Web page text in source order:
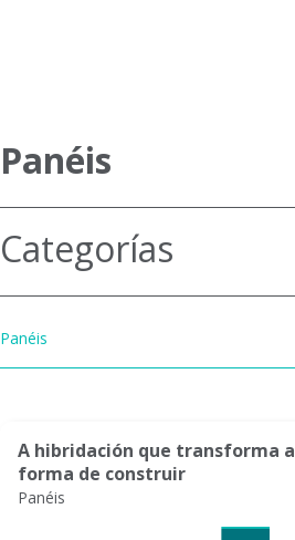
Panéis
Categorías
Panéis
A hibridación que transforma a
forma de construir
Panéis